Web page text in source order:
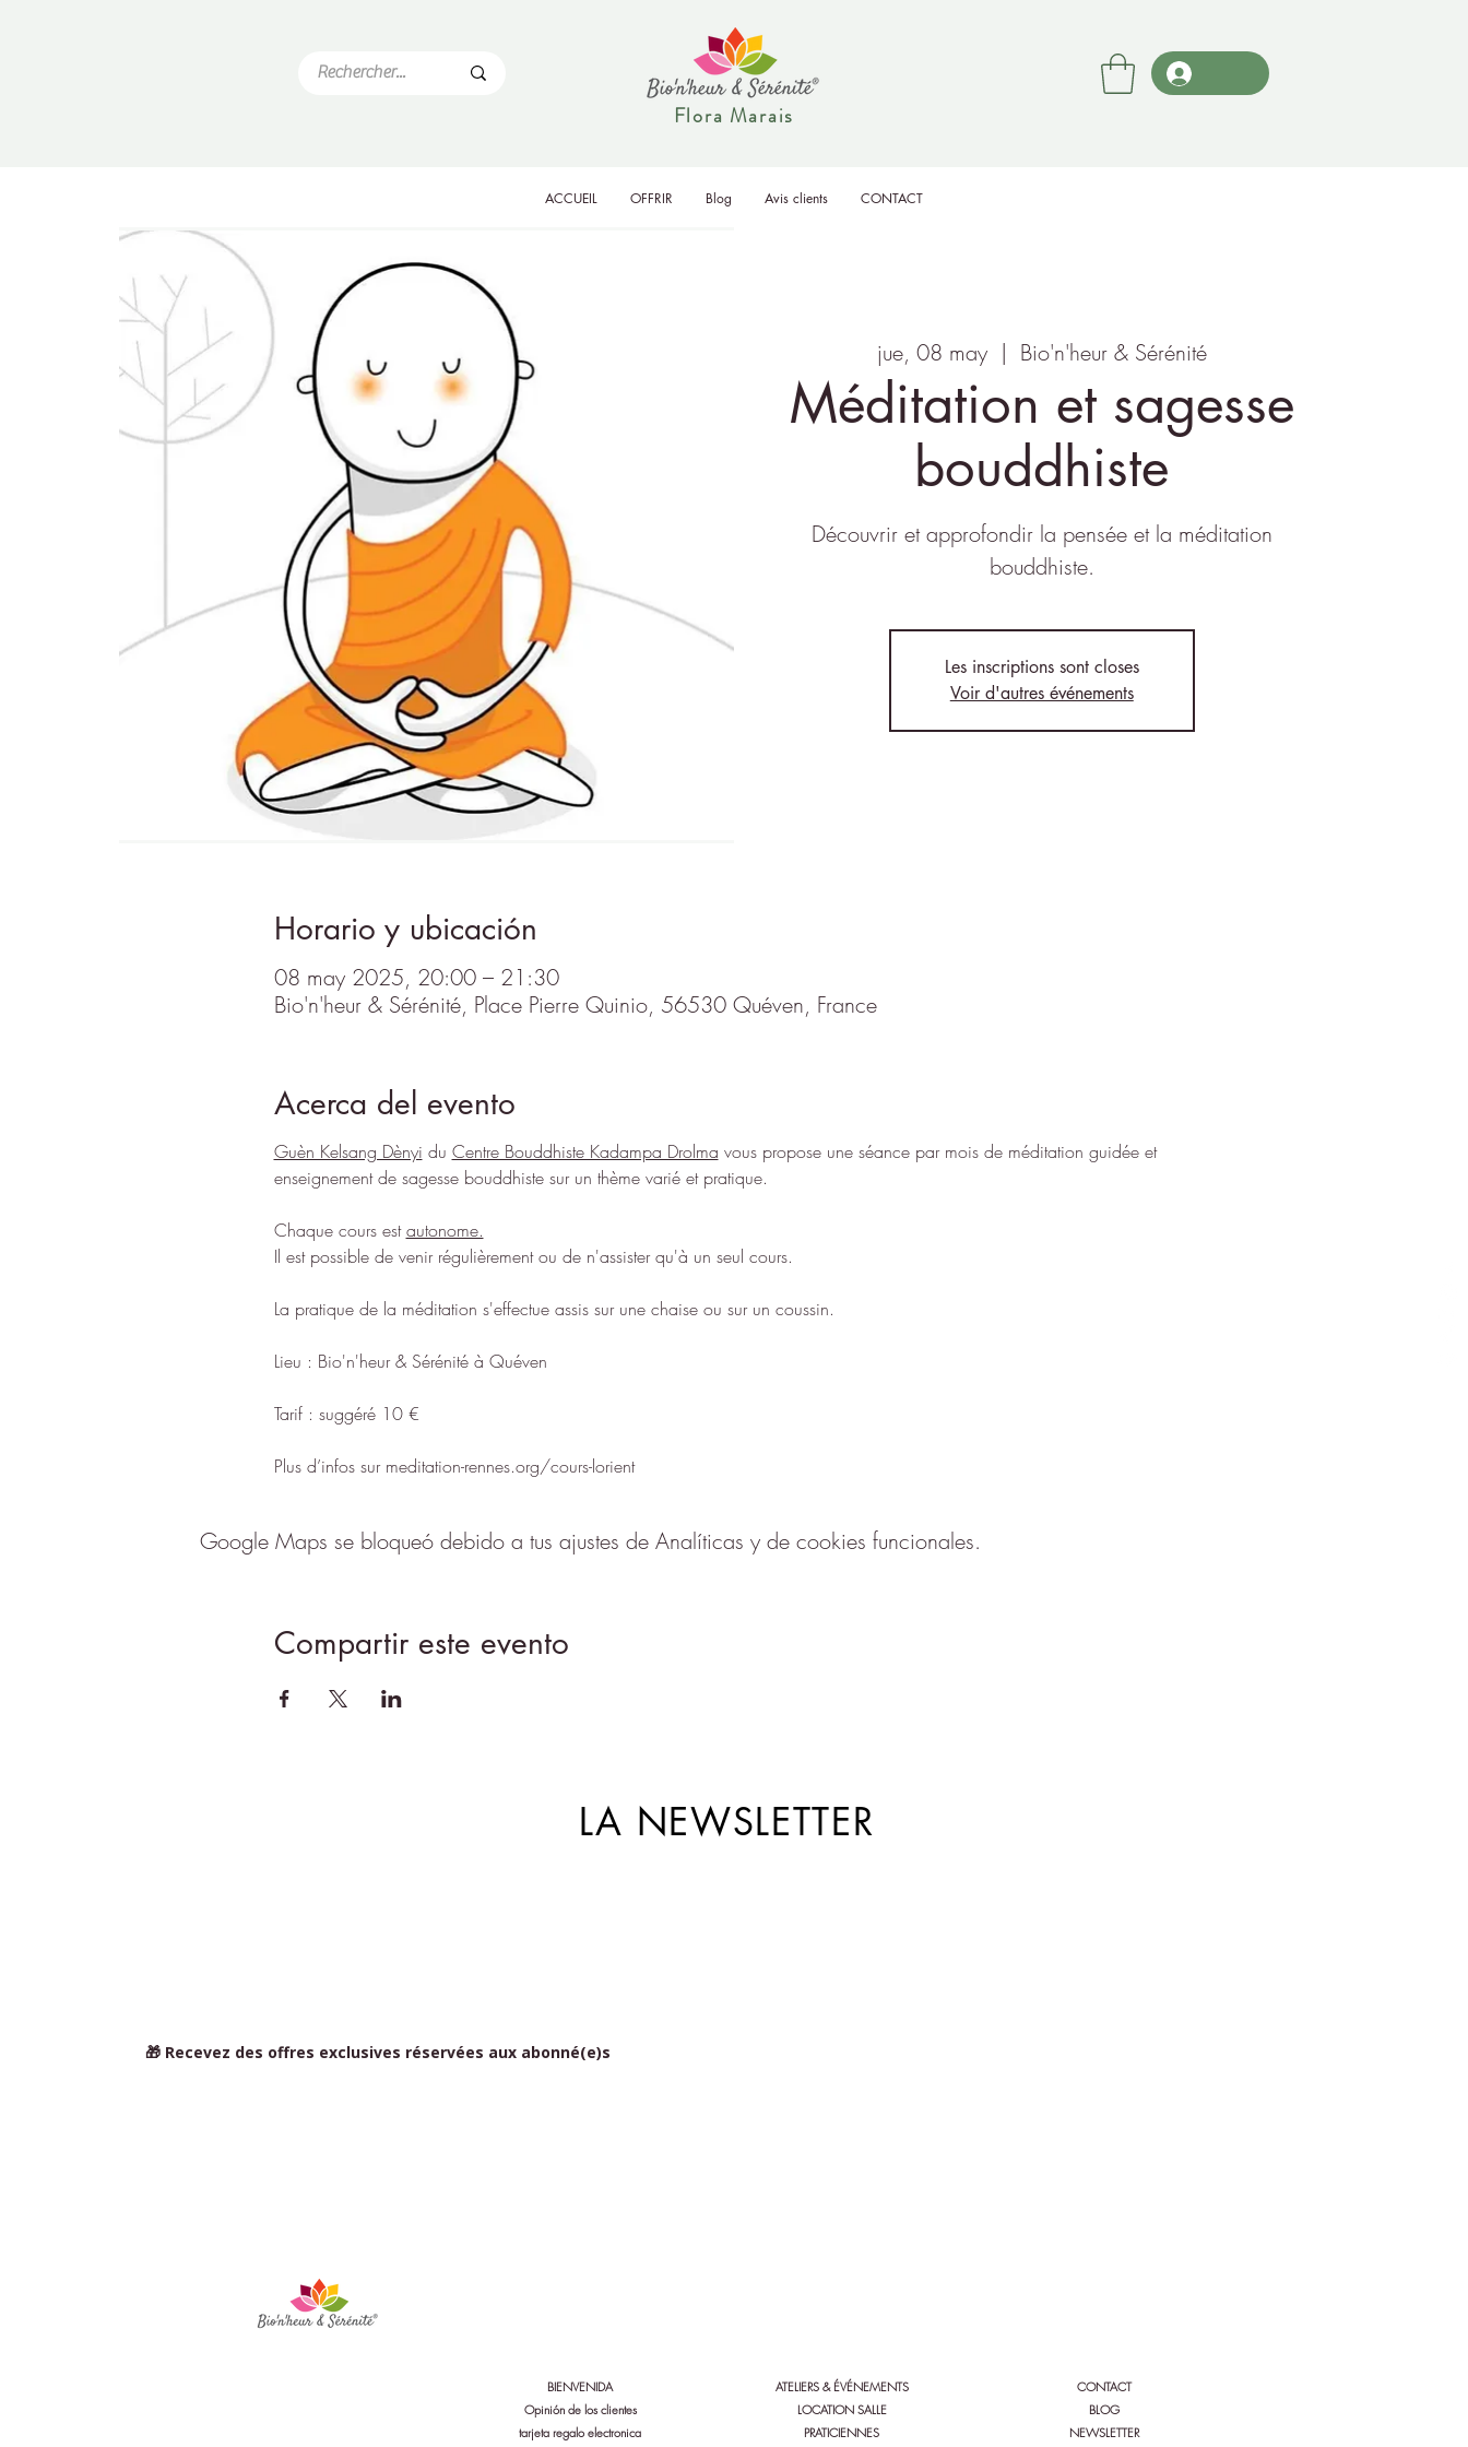
Flora Marais
ACCUEIL OFFRIR Blog Avis clients CONTACT
jue, 08 may
  |
Bio'n'heur & Sérénité
Méditation et sagesse
bouddhiste
Découvrir et approfondir la pensée et la méditation
bouddhiste.
Les inscriptions sont closes
Voir d'autres événements
Horario y ubicación
08 may 2025, 20:00 – 21:30
Bio'n'heur & Sérénité, Place Pierre Quinio, 56530 Quéven, France
Acerca del evento
Guèn Kelsang Dènyi du Centre Bouddhiste Kadampa Drolma vous propose une séance par mois de méditation guidée et
enseignement de sagesse bouddhiste sur un thème varié et pratique.
Chaque cours est autonome.
Il est possible de venir régulièrement ou de n'assister qu'à un seul cours.
La pratique de la méditation s'effectue assis sur une chaise ou sur un coussin.
Lieu : Bio'n'heur & Sérénité à Quéven
Tarif : suggéré 10 €
Plus d’infos sur meditation-rennes.org/cours-lorient
Google Maps se bloqueó debido a tus ajustes de Analíticas y de cookies funcionales.
Compartir este evento
🎁 Recevez des offres exclusives réservées aux abonné(e)s
BIENVENIDA
Opinión de los clientes
tarjeta regalo electronica
ATELIERS & ÉVÉNEMENTS
LOCATION SALLE
PRATICIENNES
CONTACT
BLOG
NEWSLETTER
LA NEWSLETTER